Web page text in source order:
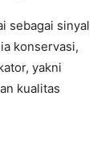
sebagai sinyal
konservasi,
yakni
kualitas